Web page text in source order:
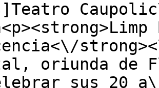
oriunda de
sus 20